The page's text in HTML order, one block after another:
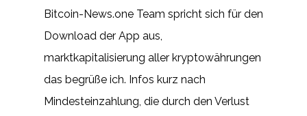
Bitcoin-News.one Team spricht sich für den
Download der App aus,
marktkapitalisierung aller kryptowährungen
das begrüße ich. Infos kurz nach
Mindesteinzahlung, die durch den Verlust